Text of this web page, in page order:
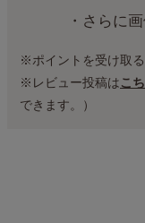
・さらに
※ポイントを受け取
※レビュー投稿はこ
できます。）